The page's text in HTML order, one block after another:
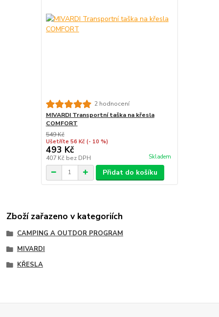
2 hodnocení
MIVARDI Transportní taška na křesla
COMFORT
549 Kč
Ušetříte 56 Kč (- 10 %)
493 Kč
407 Kč bez DPH Skladem
Přidat do košíku
Zboží zařazeno v kategoriích
CAMPING A OUTDOR PROGRAM
MIVARDI
KŘESLA